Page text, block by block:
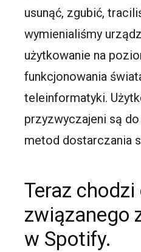
usunąć, zgubić,
wymienialiśmy
użytkowanie na
funkcjonowania
teleinformatyki.
przyzwyczajeni są
metod dostarczania
Teraz
związanego
w Spotify.